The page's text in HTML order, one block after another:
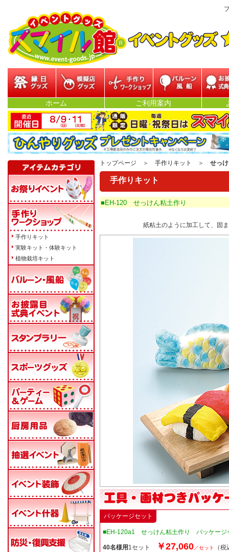
模擬店グッズ 参加型イベント バルーン・風船
お披露目
ベ
ホーム ご利用案内
トップページ ＞ 手作りキット ＞ せっ
手作りキット
■EH-120 せっけん粘土作り
紙粘土のように加工して、固
パッケージセット
■EH-120a1 せっけん粘土作り パッケージ
40名様用1セット ￥27,060／セット
（
手作りキット
実験キット・体験キット
植物栽培キット